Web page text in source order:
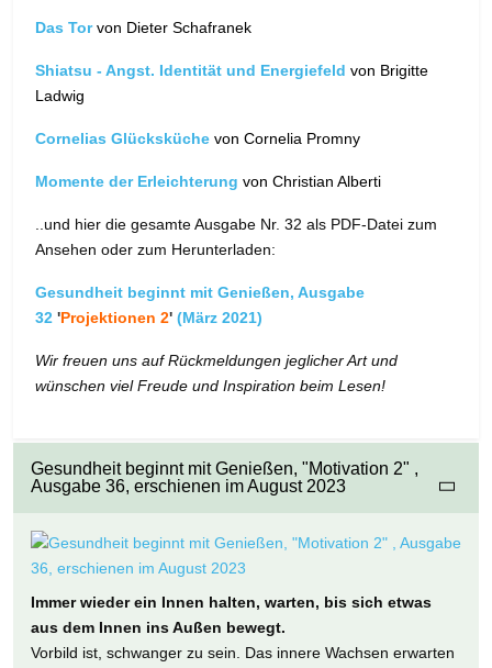
Das Tor von Dieter Schafranek
Shiatsu - Angst. Identität und Energiefeld von Brigitte
Ladwig
Cornelias Glücksküche von Cornelia Promny
Momente der Erleichterung von Christian Alberti
..und hier die gesamte Ausgabe Nr. 32 als PDF-Datei zum
Ansehen oder zum Herunterladen:
Gesundheit beginnt mit Genießen, Ausgabe
32 'Projektionen 2' (März 2021)
Wir freuen uns auf Rückmeldungen jeglicher Art und
wünschen viel Freude und Inspiration beim Lesen!
Gesundheit beginnt mit Genießen, "Motivation 2" ,
Ausgabe 36, erschienen im August 2023
Immer wieder ein Innen halten, warten, bis sich etwas
aus dem Innen ins Außen bewegt.
Vorbild ist, schwanger zu sein. Das innere Wachsen erwarten